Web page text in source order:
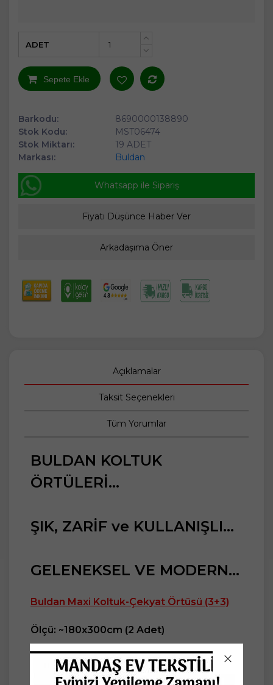
+
ADET
Sepete Ekle
Barkodu:
8690000138890
Stok Kodu:
MST06474
Stok Miktarı:
19 ADET
Markası:
Buldan
Whatsapp ile Sipariş
Fiyatı Düşünce Haber Ver
Arkadaşıma Öner
Açıklamalar
Taksit Seçenekleri
Tüm Yorumlar
BULDAN KOLTUK
ÖRTÜLERİ...
ŞIK, ZARİF ve KULLANIŞLI...
GELENEKSEL VE MODERN...
Buldan Maxi Koltuk-Çekyat Örtüsü (3+3)
Ölçü: ~180x300cm (2 Adet)
Kalite: Pamuklu Dokuma